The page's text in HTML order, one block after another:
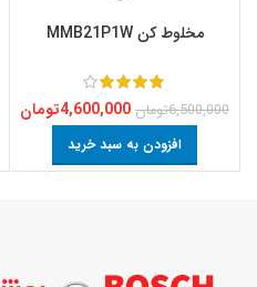
مخلوط کن MMB21P1W
6,500,000تومان 4,600,000تومان
افزودن به سبد خرید